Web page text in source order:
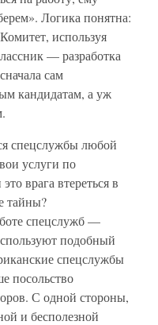
Логика понятна:
используя
— разработка
сам
кандидатам, а уж
спецслужбы любой
услуги по
врага втереться в
тайны?
спецслужб —
подобный
спецслужбы
посольство
С одной стороны,
и бесполезной